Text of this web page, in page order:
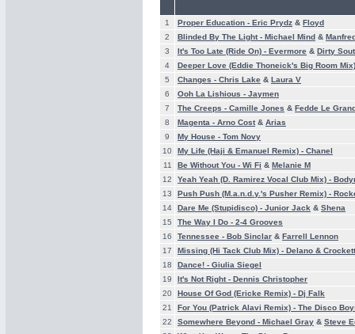
1 Proper Education - Eric Prydz & Floyd
2
Blinded By The Light - Michael Mind &
3
It's Too Late (Ride On) - Evermore & Dirty
4
Deeper Love (Eddie Thoneick's Big Room
5
Changes - Chris Lake & Laura V
6
Ooh La Lishious - Jaymen
7
The Creeps - Camille Jones & Fedde Le
8
Magenta - Arno Cost& Arias
9
My House - Tom Novy
10
My Life (Haji & Emanuel Remix) - Chanel
11
Be Without You - Wi Fi & Melanie M
12
Yeah Yeah (D. Ramirez Vocal Club Mix) -
13
Push Push (M.a.n.d.y.'s Pusher Remix) -
14
Dare Me (Stupidisco) - Junior Jack & Shena
15
The Way I Do - 2-4 Grooves
16
Tennessee - Bob Sinclar & Farrell Lennon
17
Missing (Hi Tack Club Mix) - Delano & Crockett
18
Dance! - Giulia Siegel
19
It's Not Right - Dennis Christopher
20
House Of God (Ericke Remix) - Dj Falk
21
For You (Patrick Alavi Remix) - The Disco
22
Somewhere Beyond - Michael Gray & Steve